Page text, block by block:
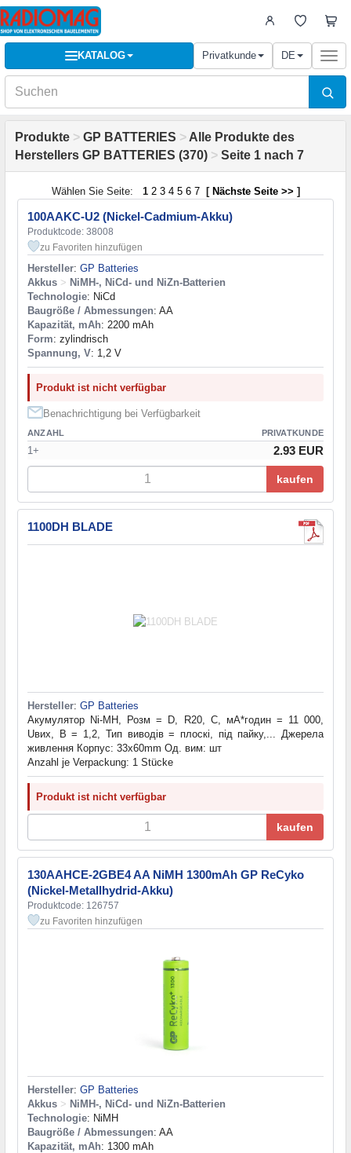
KATALOG Privatkunde DE
Produkte > GP BATTERIES > Alle Produkte des
Herstellers GP BATTERIES (370) > Seite 1 nach 7
Wählen Sie Seite: 1 2 3 4 5 6 7 [ Nächste Seite >> ]
100AAKC-U2 (Nickel-Cadmium-Akku)
Produktcode: 38008
zu Favoriten hinzufügen
Hersteller: GP Batteries
Akkus > NiMH-, NiCd- und NiZn-Batterien
Technologie: NiCd
Baugröße / Abmessungen: AA
Kapazität, mAh: 2200 mAh
Form: zylindrisch
Spannung, V: 1,2 V
Produkt ist nicht verfügbar
Benachrichtigung bei Verfügbarkeit
ANZAHL PRIVATKUNDE
1+ 2.93 EUR
kaufen
1100DH BLADE
Hersteller: GP Batteries
Акумулятор Ni-MH, Розм = D, R20, С, мА*годин = 11 000,
Uвих, В = 1,2, Тип виводів = плоскі, під пайку,... Джерела
живлення Корпус: 33x60mm Од. вим: шт
Anzahl je Verpackung: 1 Stücke
Produkt ist nicht verfügbar
kaufen
130AAHCE-2GBE4 AA NiMH 1300mAh GP ReCyko
(Nickel-Metallhydrid-Akku)
Produktcode: 126757
zu Favoriten hinzufügen
Hersteller: GP Batteries
Akkus > NiMH-, NiCd- und NiZn-Batterien
Technologie: NiMH
Baugröße / Abmessungen: AA
Kapazität, mAh: 1300 mAh